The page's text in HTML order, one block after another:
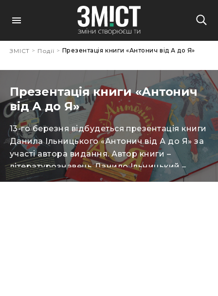
ЗМІСТ > Події > Презентація книги «Антонич від А до Я»
Презентація книги «Антонич
від А до Я»
13-го березня відбудеться презентація книги
Данила Ільницького «Антонич від А до Я» за
участі автора видання. Автор книги –
літературознавець Данило Ільницький –
розкаже маловідомі факти з життя вічно